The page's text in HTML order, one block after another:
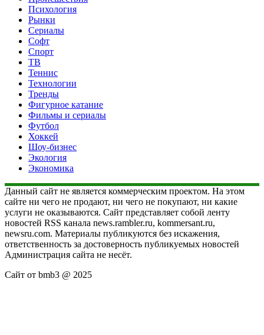
Психология
Рынки
Сериалы
Софт
Спорт
ТВ
Теннис
Технологии
Тренды
Фигурное катание
Фильмы и сериалы
Футбол
Хоккей
Шоу-бизнес
Экология
Экономика
Данный сайт не является коммерческим проектом. На этом
сайте ни чего не продают, ни чего не покупают, ни какие
услуги не оказываются. Сайт представляет собой ленту
новостей RSS канала news.rambler.ru, kommersant.ru,
newsru.com. Материалы публикуются без искажения,
ответственность за достоверность публикуемых новостей
Администрация сайта не несёт.
Сайт от bmb3 @ 2025